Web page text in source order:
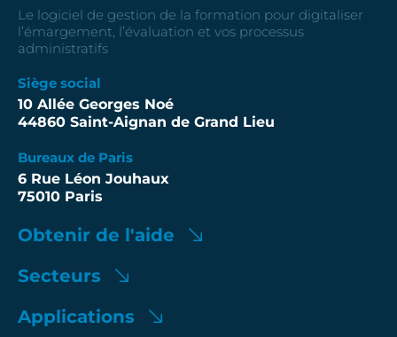
Le logiciel de gestion de la formation pour digitaliser
l’émargement, l’évaluation et vos processus
administratifs
Siège social
10 Allée Georges Noé
44860 Saint-Aignan de Grand Lieu
Bureaux de Paris
6 Rue Léon Jouhaux
75010 Paris
Obtenir de l'aide
Secteurs
Applications